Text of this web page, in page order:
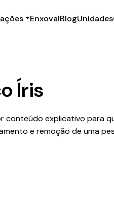
EnxovalBlogUnidades
Íris
conteúdo explicativo para
e remoção de uma